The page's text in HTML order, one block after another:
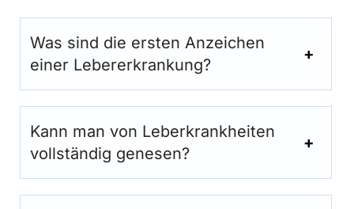
Was sind die ersten Anzeichen
einer Lebererkrankung?
Kann man von Leberkrankheiten
vollständig genesen?